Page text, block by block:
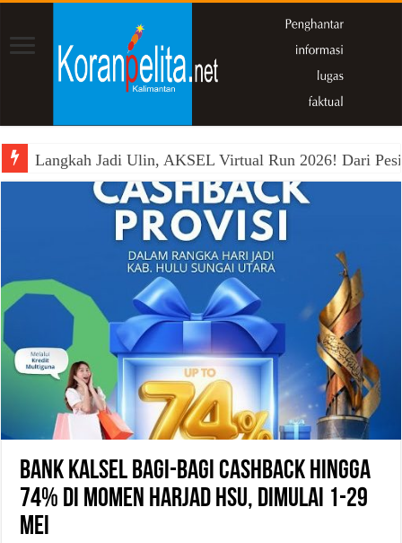
Langkah Jadi Ulin, AKSEL Virtual Run 2026! Dari
Bank Kalsel Bagi-Bagi Cashback Hingga
74% di Momen Harjad HSU, Dimulai 1-29
Mei